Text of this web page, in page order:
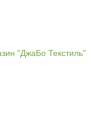
"ДжаБо Текстиль"